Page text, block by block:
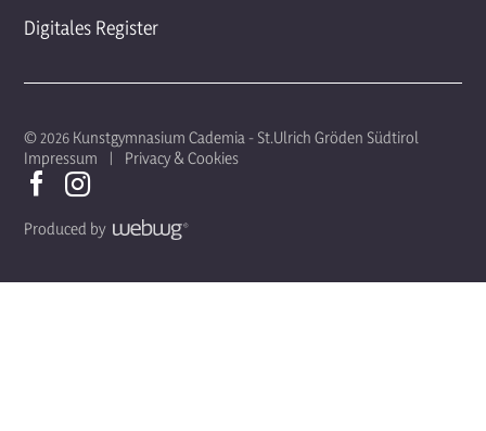
Digitales Register
© 2026 Kunstgymnasium Cademia - St.Ulrich Gröden Südtirol
Impressum
Privacy & Cookies
Produced by